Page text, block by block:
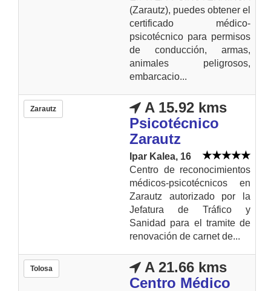
(Zarautz), puedes obtener el
certificado médico-
psicotécnico para permisos
de conducción, armas,
animales peligrosos,
embarcacio...
Zarautz
A 15.92 kms
Psicotécnico
Zarautz
Ipar Kalea, 16
Centro de reconocimientos
médicos-psicotécnicos en
Zarautz autorizado por la
Jefatura de Tráfico y
Sanidad para el tramite de
renovación de carnet de...
Tolosa
A 21.66 kms
Centro Médico